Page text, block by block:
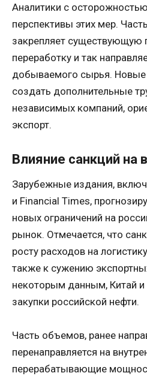
Аналитики с
перспективы этих мер.
закрепляет существующую
переработку и так
добываемого сырья. Новые
создать дополнительные
независимых компаний,
экспорт.
Влияние санкций на
Зарубежные издания,
и Financial Times,
новых ограничений на
рынок. Отмечается, что
росту расходов на
также к сужению
некоторым данным, Китай
закупки российской нефти.
Часть объемов, ранее
перенаправляется на
перерабатывающие